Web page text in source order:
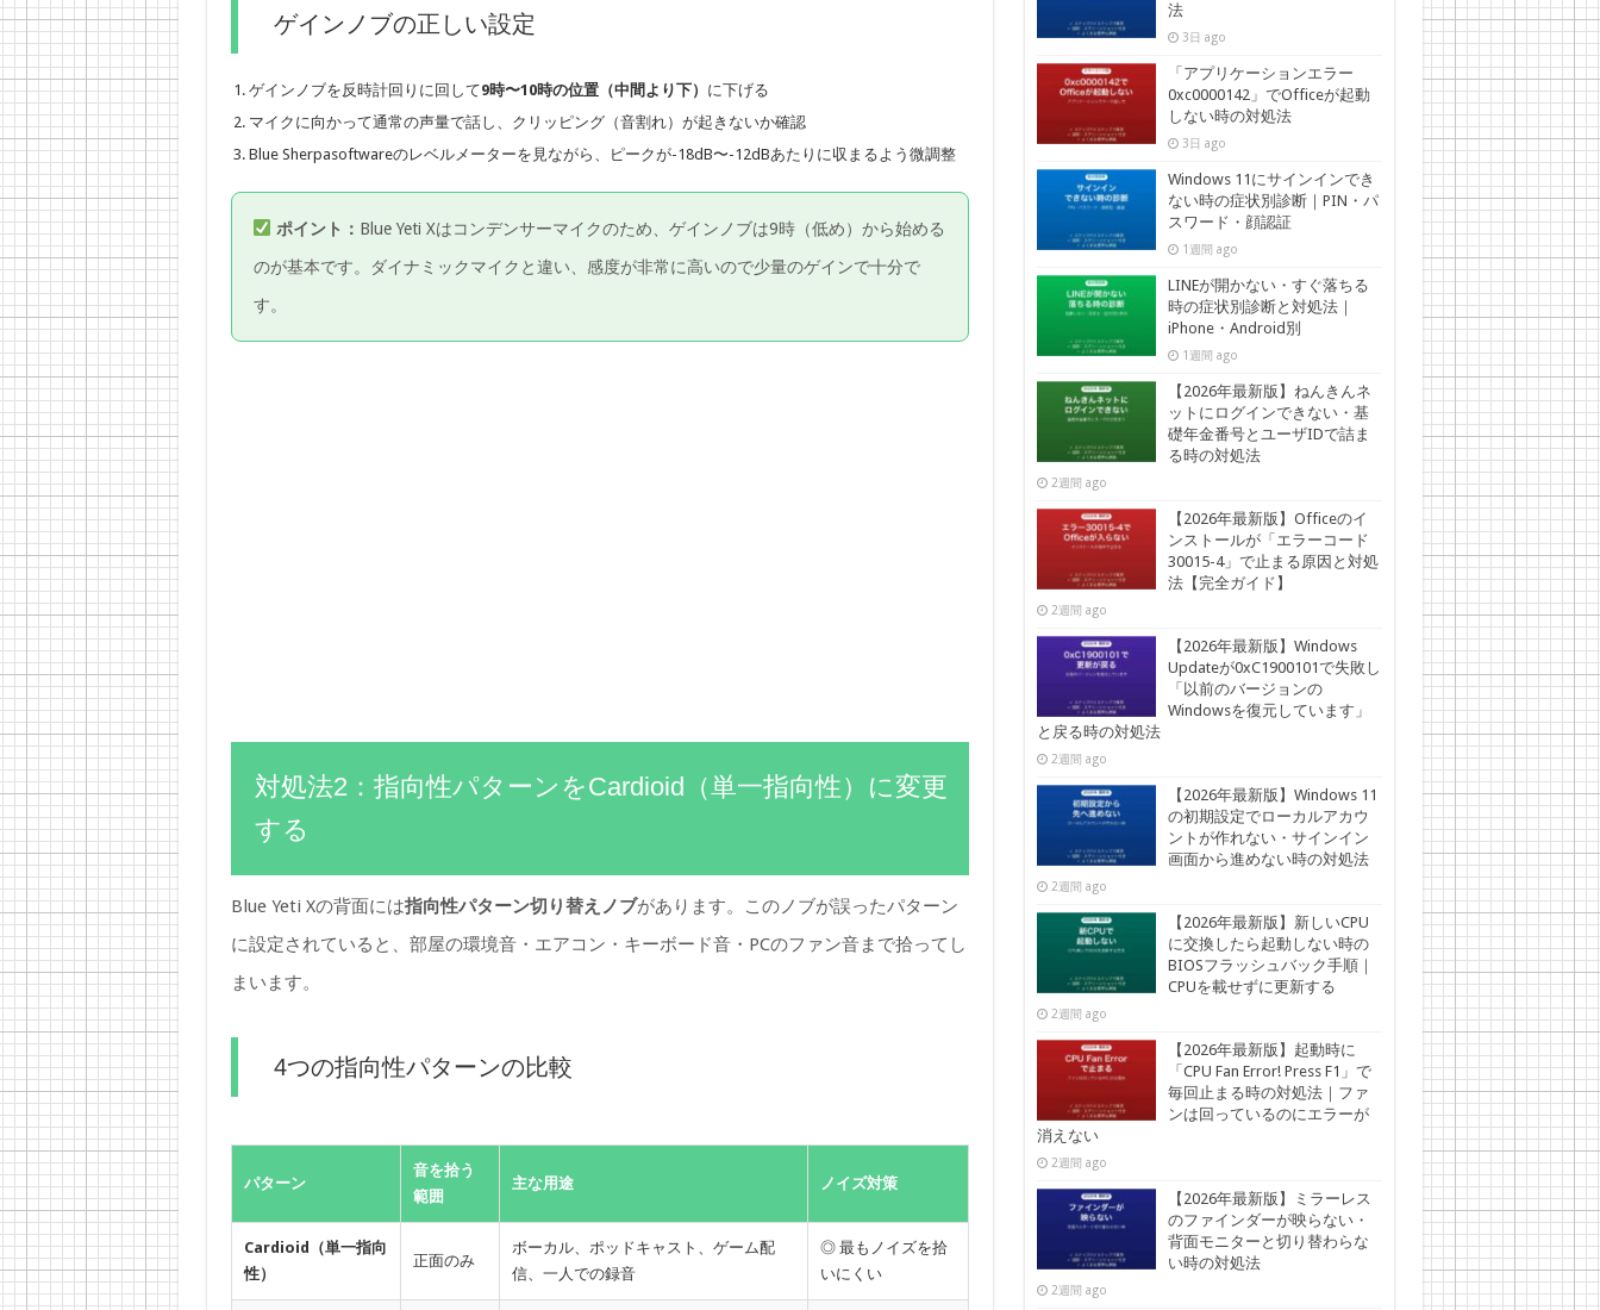
ゲインノブの正しい設定
ゲインノブを反時計回りに回して9時〜10時の位置（中間より下） に下げる
マイクに向かって通常の声量で話し、クリッピング（音割れ）が起きないか確認
Blue Sherpasoftwareのレベルメーターを見ながら、ピークが-18dB〜-12dBあたりに収まるよう微調整
ポイント： Blue Yeti Xはコンデンサーマイクのため、ゲインノブは9時（低め）から始める
のが基本です。ダイナミックマイクと違い、感度が非常に高いので少量のゲインで十分で
す。
対処法2：指向性パターンをCardioid（単一指向性）に変更
する
Blue Yeti Xの背面には指向性パターン切り替えノブがあります。このノブが誤ったパターン
に設定されていると、部屋の環境音・エアコン・キーボード音・PCのファン音まで拾ってし
まいます。
4つの指向性パターンの比較
パターン
音を拾う
範囲
主な用途 ノイズ対策
Cardioid（単一指向
性）
正面のみ
ボーカル、ポッドキャスト、ゲーム配
信、一人での録音
◎ 最もノイズを拾
いにくい
法
3日 ago
「アプリケーションエラー
0xc0000142」でOfficeが起動
しない時の対処法
3日 ago
Windows 11にサインインでき
ない時の症状別診断｜PIN・パ
スワード・顔認証
1週間 ago
LINEが開かない・すぐ落ちる
時の症状別診断と対処法｜
iPhone・Android別
1週間 ago
【2026年最新版】ねんきんネ
ットにログインできない・基
礎年金番号とユーザIDで詰ま
る時の対処法
2週間 ago
【2026年最新版】Officeのイ
ンストールが「エラーコード
30015-4」で止まる原因と対処
法【完全ガイド】
2週間 ago
【2026年最新版】Windows
Updateが0xC1900101で失敗し
「以前のバージョンの
Windowsを復元しています」
と戻る時の対処法
2週間 ago
【2026年最新版】Windows 11
の初期設定でローカルアカウ
ントが作れない・サインイン
画面から進めない時の対処法
2週間 ago
【2026年最新版】新しいCPU
に交換したら起動しない時の
BIOSフラッシュバック手順｜
CPUを載せずに更新する
2週間 ago
【2026年最新版】起動時に
「CPU Fan Error! Press F1」で
毎回止まる時の対処法｜ファ
ンは回っているのにエラーが
消えない
2週間 ago
【2026年最新版】ミラーレス
のファインダーが映らない・
背面モニターと切り替わらな
い時の対処法
2週間 ago